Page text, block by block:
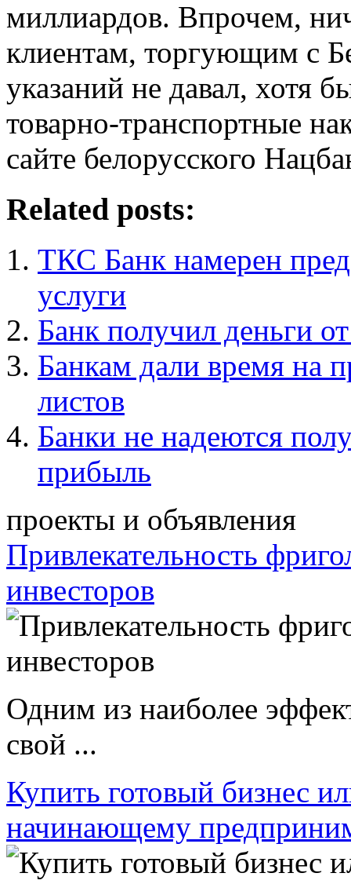
миллиардов. Впрочем,
клиентам, торгующим с
указаний не давал, хотя
товарно-транспортные
сайте белорусского
Related posts:
ТКС Банк намерен
услуги
Банк получил деньги
Банкам дали время на
листов
Банки не надеются
прибыль
проекты и объявления
Привлекательность
инвесторов
Одним из наиболее
свой ...
Купить готовый бизнес
начинающему